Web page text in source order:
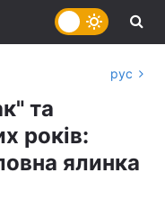
рус
та
років:
ялинка